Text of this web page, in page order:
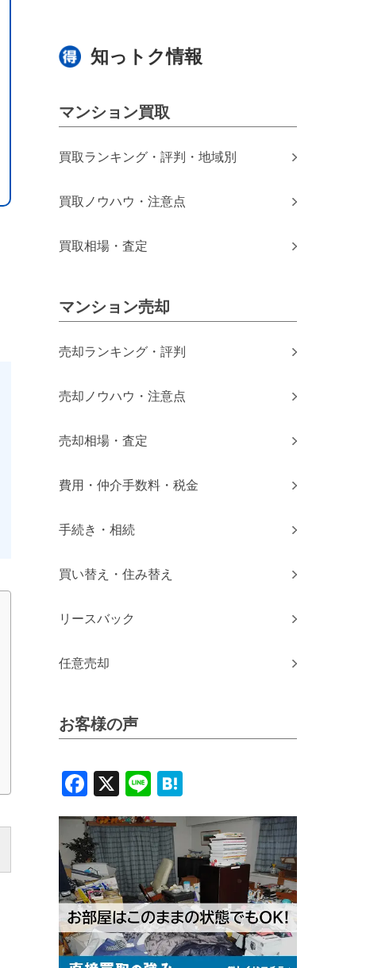
知っトク情報
マンション買取
買取ランキング・評判・地域別
買取ノウハウ・注意点
買取相場・査定
マンション売却
売却ランキング・評判
売却ノウハウ・注意点
売却相場・査定
費用・仲介手数料・税金
手続き・相続
買い替え・住み替え
リースバック
任意売却
お客様の声
Facebook
X Line